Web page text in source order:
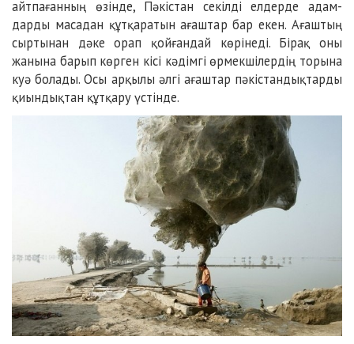
айтпағанның өзінде, Пәкістан секілді елдерде адам­
дарды масадан құтқаратын ағаштар бар екен. Ағаштың
сыртынан дәке орап қойғандай көрінеді. Бірақ оны
жанына барып көрген кісі кәдімгі өрмекшілердің торына
куә болады. Осы арқылы әлгі ағаштар пәкістан­дықтарды
қиындықтан құтқару үстінде.